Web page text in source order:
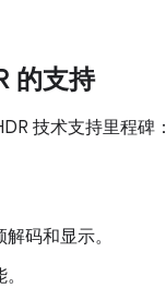
的支持
技术支持里程碑：
码和显示。